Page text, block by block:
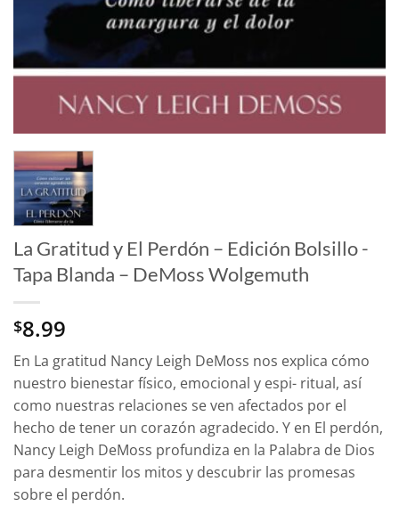
La Gratitud y El Perdón – Edición Bolsillo -
Tapa Blanda – DeMoss Wolgemuth
$8.99
En La gratitud Nancy Leigh DeMoss nos explica cómo
nuestro bienestar físico, emocional y espi- ritual, así
como nuestras relaciones se ven afectados por el
hecho de tener un corazón agradecido. Y en El perdón,
Nancy Leigh DeMoss profundiza en la Palabra de Dios
para desmentir los mitos y descubrir las promesas
sobre el perdón.